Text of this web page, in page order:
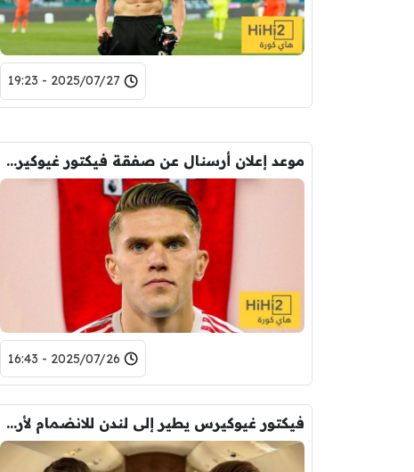
2025/07/27 - 19:23
موعد إعلان أرسنال عن صفقة فيكتور غيوكيرس
2025/07/26 - 16:43
فيكتور غيوكيرس يطير إلى لندن للانضمام لأرسنال